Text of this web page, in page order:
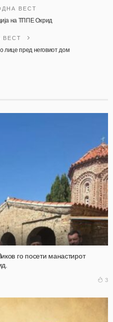
ВЕСТ
на ТППЕ Охрид
ВЕСТ
лице пред неговиот дом
го посети манастирот
3